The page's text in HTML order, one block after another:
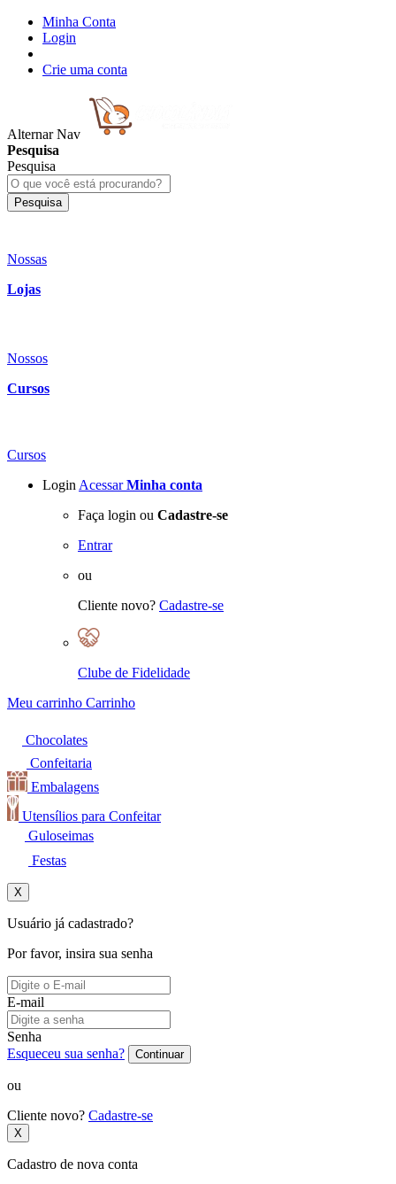
Minha Conta
Login
Crie uma conta
Alternar Nav
Pesquisa
Pesquisa
Pesquisa
Nossas
Lojas
Nossos
Cursos
Cursos
Login Acessar Minha conta
Faça login ou Cadastre-se
Entrar
ou
Cliente novo? Cadastre-se
Clube de Fidelidade
Meu carrinho Carrinho
Chocolates
Confeitaria
Embalagens
Utensílios para Confeitar
Guloseimas
Festas
X
Usuário já cadastrado?
Por favor, insira sua senha
E-mail
Senha
Esqueceu sua senha?
Continuar
ou
Cliente novo? Cadastre-se
X
Cadastro de nova conta